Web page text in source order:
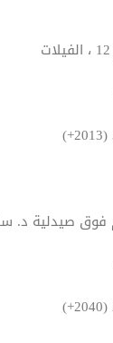
(+2013)
فوق صيدلية د.
(+2040)